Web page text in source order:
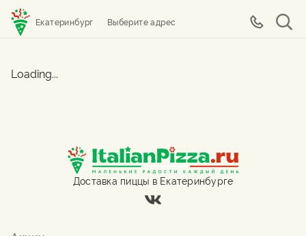
Екатеринбург Выберите адрес
Loading...
Доставка пиццы в Екатеринбурге